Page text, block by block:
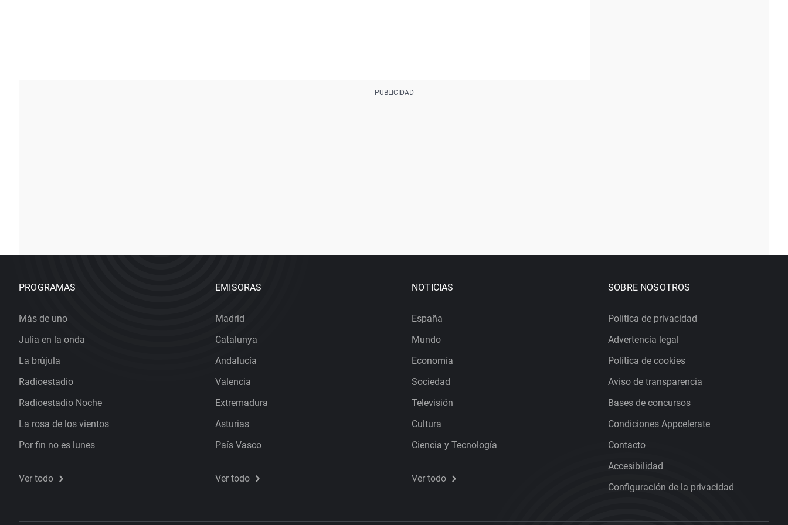
PROGRAMAS
Más de uno
Julia en la onda
La brújula
Radioestadio
Radioestadio Noche
La rosa de los vientos
Por fin no es lunes
Ver todo
EMISORAS
Madrid
Catalunya
Andalucía
Valencia
Extremadura
Asturias
País Vasco
Ver todo
NOTICIAS
España
Mundo
Economía
Sociedad
Televisión
Cultura
Ciencia y Tecnología
Ver todo
SOBRE NOSOTROS
Política de privacidad
Advertencia legal
Política de cookies
Aviso de transparencia
Bases de concursos
Condiciones Appcelerate
Contacto
Accesibilidad
Configuración de la privacidad